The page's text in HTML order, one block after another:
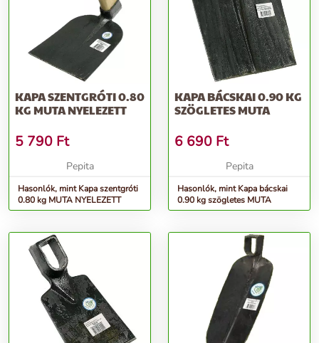
KAPA SZENTGRÓTI 0.80
KG MUTA NYELEZETT
5 790 Ft
Pepita
Hasonlók, mint Kapa szentgróti
0.80 kg MUTA NYELEZETT
KAPA BÁCSKAI 0.90 KG
SZÖGLETES MUTA
6 690 Ft
Pepita
Hasonlók, mint Kapa bácskai
0.90 kg szögletes MUTA